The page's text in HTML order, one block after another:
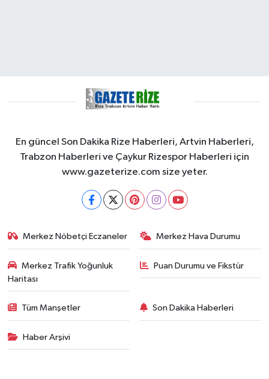
En güncel Son Dakika Rize Haberleri, Artvin Haberleri,
Trabzon Haberleri ve Çaykur Rizespor Haberleri için
www.gazeterize.com size yeter.
Merkez Nöbetçi Eczaneler Merkez Hava Durumu
Merkez Trafik Yoğunluk
Haritası
Puan Durumu ve Fikstür
Tüm Manşetler Son Dakika Haberleri
Haber Arşivi